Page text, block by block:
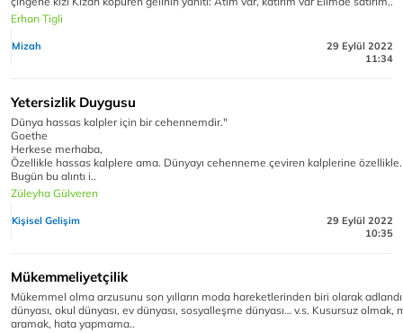
Erhan Tigli
Mizah
29 Eylül 2022
11:34
Yetersizlik Duygusu
Dünya hassas kalpler için bir cehennemdir."
Goethe
Herkese merhaba,
Özellikle hassas kalplere ama. Dünyayı cehenneme çeviren kalplerine özellikle.
Bugün bu alıntı i..
Züleyha Gülveren
Kişisel Gelişim
29 Eylül 2022
10:35
Mükemmeliyetçilik
Mükemmel olma arzusunu son yılların moda hareketlerinden biri olarak
dünyası, okul dünyası, ev dünyası, sosyalleşme dünyası… v.s. Kusursuz olmak,
aramak, hata yapmama..